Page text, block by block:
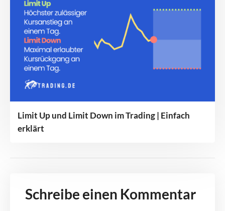
Limit Up und Limit Down im Trading | Einfach
erklärt
Schreibe einen Kommentar